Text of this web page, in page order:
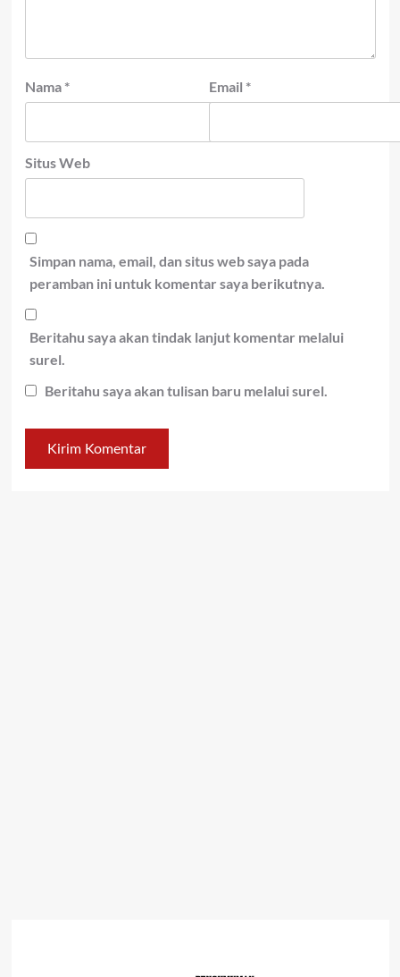
Nama * Email *
Situs Web
Simpan nama, email, dan situs web saya pada
peramban ini untuk komentar saya berikutnya.
Beritahu saya akan tindak lanjut komentar melalui
surel.
Beritahu saya akan tulisan baru melalui surel.